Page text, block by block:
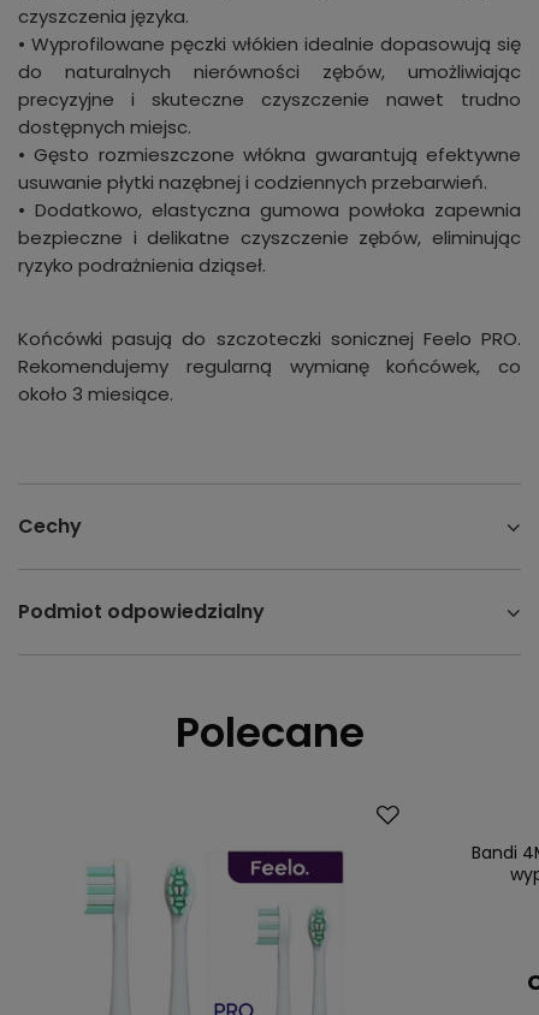
czyszczenia języka.
• Wyprofilowane pęczki włókien idealnie dopasowują się
do naturalnych nierówności zębów, umożliwiając
precyzyjne i skuteczne czyszczenie nawet trudno
dostępnych miejsc.
• Gęsto rozmieszczone włókna gwarantują efektywne
usuwanie płytki nazębnej i codziennych przebarwień.
• Dodatkowo, elastyczna gumowa powłoka zapewnia
bezpieczne i delikatne czyszczenie zębów, eliminując
ryzyko podrażnienia dziąseł.
Końcówki pasują do szczoteczki sonicznej Feelo PRO.
Rekomendujemy regularną wymianę końcówek, co
około 3 miesiące.
Cechy
Podmiot odpowiedzialny
Polecane
Bandi